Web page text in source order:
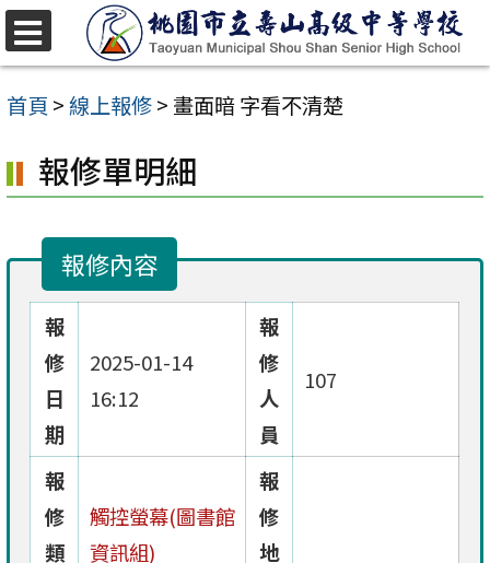
跳
至
主
內
容
首頁 >線上報修> 畫面暗 字看不清楚
報修單明細
報修內容
報
修
日
期
2025-01-14
16:12
報
修
人
員
107
報
修
類
觸控螢幕(圖書館
資訊組)
報
修
地
選
單